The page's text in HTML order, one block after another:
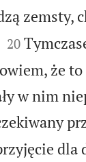
zemsty,

20
że
w nim
dla